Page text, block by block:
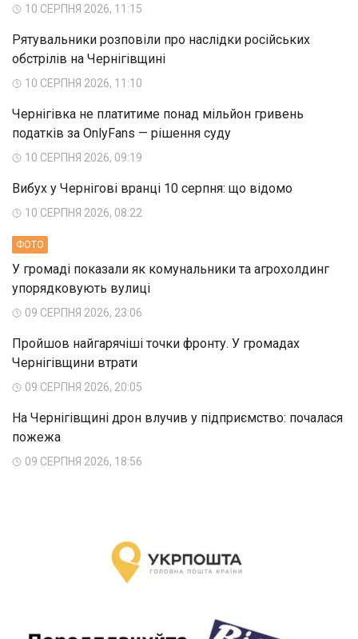
10 СЕРПНЯ 2026, 11:15
Рятувальники розповіли про наслідки російських
обстрілів на Чернігівщині
10 СЕРПНЯ 2026, 11:10
Чернігівка не платитиме понад мільйон гривень
податків за OnlyFans — рішення суду
10 СЕРПНЯ 2026, 09:19
Вибух у Чернігові вранці 10 серпня: що відомо
10 СЕРПНЯ 2026, 08:22
ФОТО
У громаді показали як комунальники та агрохолдинг
упорядковують вулиці
09 СЕРПНЯ 2026, 23:06
Пройшов найгарячіші точки фронту. У громадах
Чернігівщини втрати
09 СЕРПНЯ 2026, 20:05
На Чернігівщині дрон влучив у підприємство: почалася
пожежа
09 СЕРПНЯ 2026, 18:56